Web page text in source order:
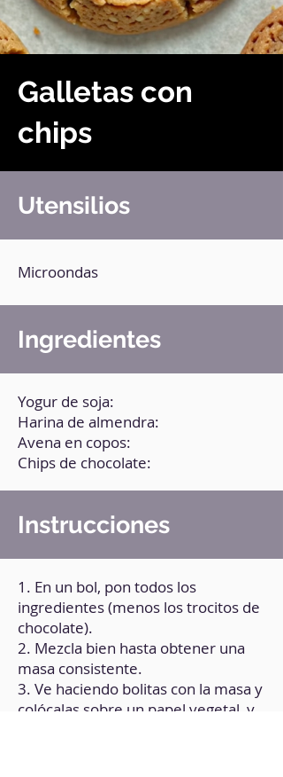
Galletas con
chips
Utensilios
Microondas
Ingredientes
Yogur de soja:
Harina de almendra:
Avena en copos:
Chips de chocolate:
Instrucciones
1. En un bol, pon todos los
ingredientes (menos los trocitos de
chocolate).
2. Mezcla bien hasta obtener una
masa consistente.
3. Ve haciendo bolitas con la masa y
colócalas sobre un papel vegetal, y